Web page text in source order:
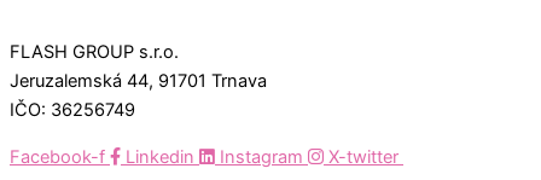
FLASH GROUP s.r.o.
Jeruzalemská 44, 91701 Trnava
IČO: 36256749
Facebook-f Linkedin Instagram X-twitter